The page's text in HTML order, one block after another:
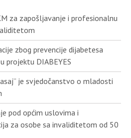
za zapošljavanje i profesionalnu
zbog prevencije dijabetesa
projektu DIABEYES
je svjedočanstvo o mladosti
pod općim uslovima i
za osobe sa invaliditetom od 50